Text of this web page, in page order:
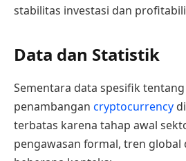
stabilitas investasi dan
Data dan Statistik
Sementara data spesifik
penambangan cryptocurrency
terbatas karena tahap awal
pengawasan formal, tren